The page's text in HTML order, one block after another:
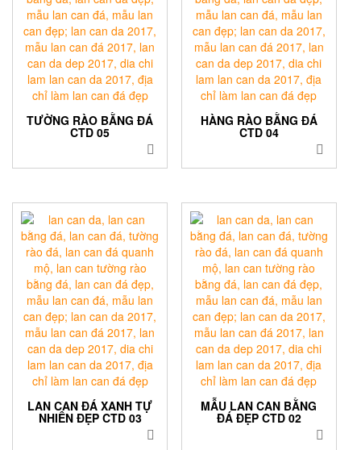
TƯỜNG RÀO BẰNG ĐÁ
CTD 05
HÀNG RÀO BẰNG ĐÁ
CTD 04
LAN CAN ĐÁ XANH TỰ
NHIÊN ĐẸP CTD 03
MẪU LAN CAN BẰNG
ĐÁ ĐẸP CTD 02